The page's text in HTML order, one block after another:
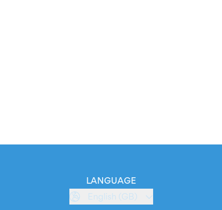
LANGUAGE
English (GB)